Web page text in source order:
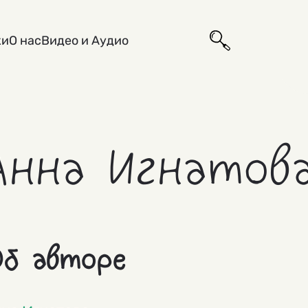
О насВидео и Аудио
авторе